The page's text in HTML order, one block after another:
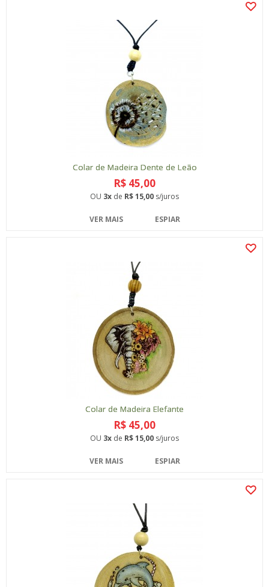
Colar de Madeira Dente de Leão
R$ 45,00
OU 3x de R$ 15,00 s/juros
VER MAIS ESPIAR
Colar de Madeira Elefante
R$ 45,00
OU 3x de R$ 15,00 s/juros
VER MAIS ESPIAR